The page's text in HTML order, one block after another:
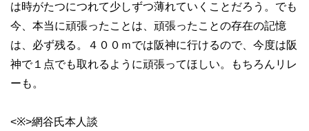
は時がたつにつれて少しずつ薄れていくことだろう。でも
今、本当に頑張ったことは、頑張ったことの存在の記憶
は、必ず残る。４００ｍでは阪神に行けるので、今度は阪
神で１点でも取れるように頑張ってほしい。もちろんリレ
ーも。
<※>網谷氏本人談